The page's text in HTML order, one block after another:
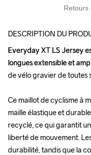
Retours
DESCRIPTION DU
Everyday XT LS Jersey
longues extensible et
de vélo gravier de toutes
Ce maillot de cyclisme à
maille élastique et
recyclé, ce qui garantit
liberté de mouvement.
durabilité, tandis que la
Everyday XT LS Jersey
longues extensible et
de vélo gravier de toutes
Ce maillot de cyclisme à
maille élastique et
recyclé, ce qui garantit
liberté de mouvement.
durabilité, tandis que la